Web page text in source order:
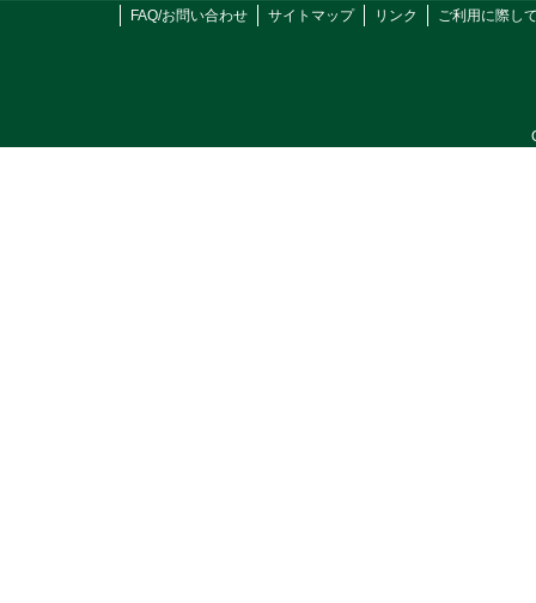
FAQ/お問い合わせ
サイトマップ リンク ご利用に際し